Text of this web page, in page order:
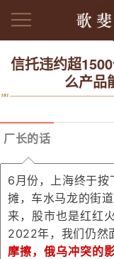
信托违约超
么产品
厂长的话
6月份，上海终于按
摊，车水马龙的街
来，股市也是红红
2022年，我们仍然
摩擦，俄乌冲突的